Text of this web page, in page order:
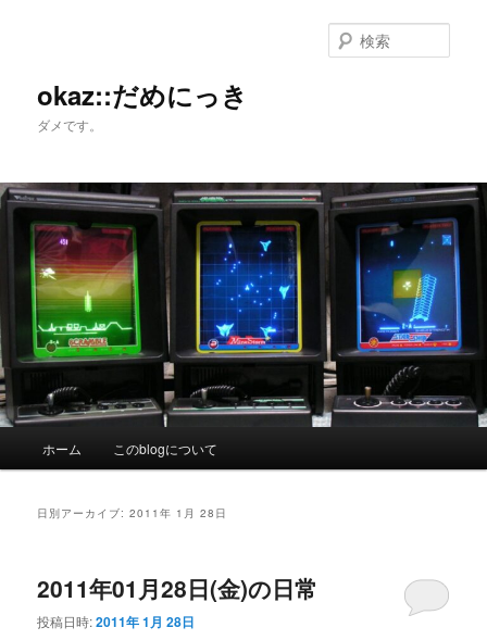
へ
移
移
動
okaz::だめにっき
ダメです。
索
ホーム このblogについて
日別アーカイブ:2011年 1月 28日
2011年01月28日(金)の日常
投稿日時:2011年 1月 28日